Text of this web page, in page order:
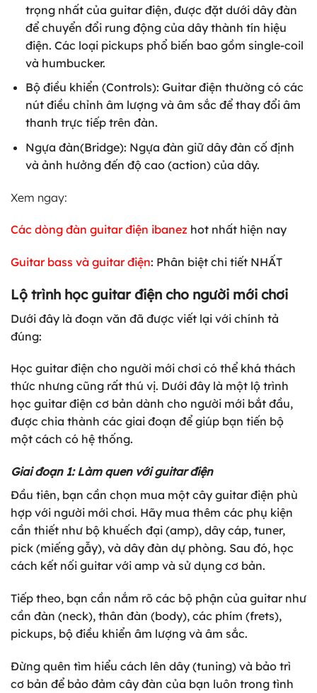
trọng nhất của guitar điện, được đặt dưới dây đàn
để chuyển đổi rung động của dây thành tín hiệu
điện. Các loại pickups phổ biến bao gồm single-coil
và humbucker.
Bộ điều khiển (Controls): Guitar điện thường có các
nút điều chỉnh âm lượng và âm sắc để thay đổi âm
thanh trực tiếp trên đàn.
Ngựa đàn(Bridge): Ngựa đàn giữ dây đàn cố định
và ảnh hưởng đến độ cao (action) của dây.
Xem ngay:
Các dòng đàn guitar điện ibanez hot nhất hiện nay
Guitar bass và guitar điện: Phân biệt chi tiết NHẤT
Lộ trình học guitar điện cho người mới chơi
Dưới đây là đoạn văn đã được viết lại với chính tả
đúng:
Học guitar điện cho người mới chơi có thể khá thách
thức nhưng cũng rất thú vị. Dưới đây là một lộ trình
học guitar điện cơ bản dành cho người mới bắt đầu,
được chia thành các giai đoạn để giúp bạn tiến bộ
một cách có hệ thống.
Giai đoạn 1: Làm quen với guitar điện
Đầu tiên, bạn cần chọn mua một cây guitar điện phù
hợp với người mới chơi. Hãy mua thêm các phụ kiện
cần thiết như bộ khuếch đại (amp), dây cáp, tuner,
pick (miếng gẫy), và dây đàn dự phòng. Sau đó, học
cách kết nối guitar với amp và sử dụng cơ bản.
Tiếp theo, bạn cần nắm rõ các bộ phận của guitar như
cần đàn (neck), thân đàn (body), các phím (frets),
pickups, bộ điều khiển âm lượng và âm sắc.
Đừng quên tìm hiểu cách lên dây (tuning) và bảo trì
cơ bản để bảo đảm cây đàn của bạn luôn trong tình